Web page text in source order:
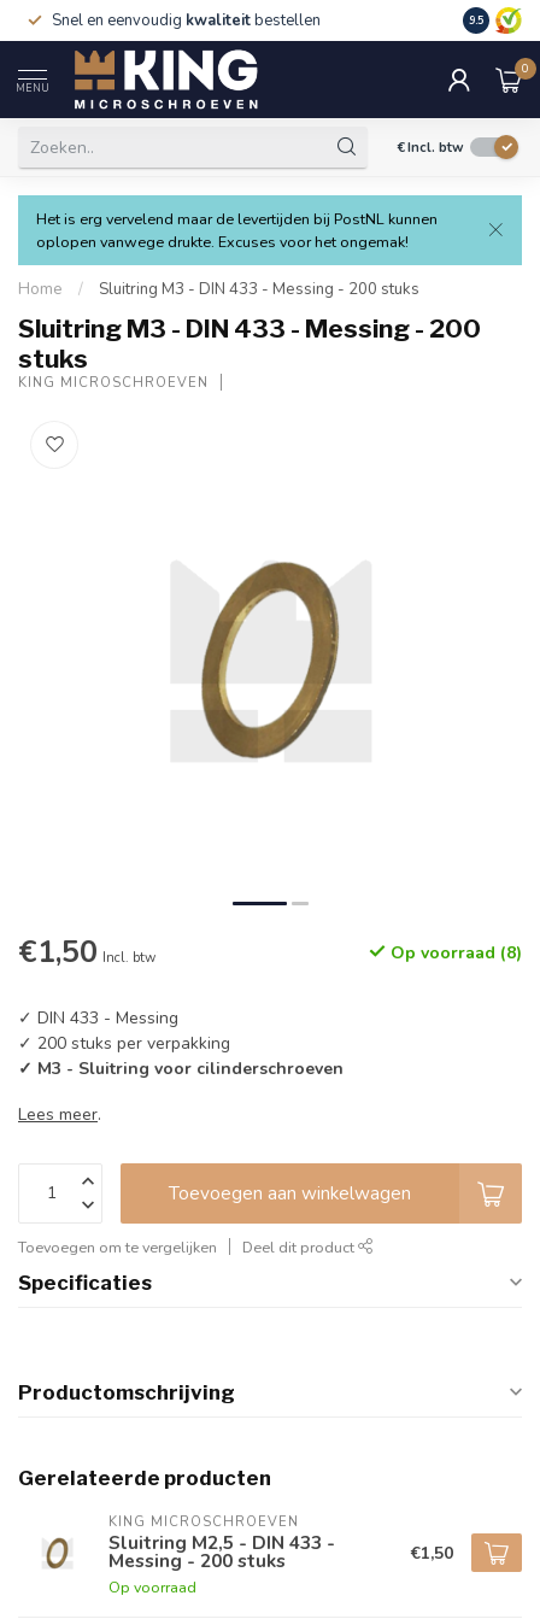
Snel en eenvoudig kwaliteitbestellen 9.5
MENU
0
€Incl. btw
Het is erg vervelend maar de levertijden bij PostNL kunnen
oplopen vanwege drukte. Excuses voor het ongemak!
Home / Sluitring M3 - DIN 433 - Messing - 200 stuks
Sluitring M3 - DIN 433 - Messing - 200
stuks
KING MICROSCHROEVEN
€1,50 Incl. btw Op voorraad (8)
✓ DIN 433 - Messing
✓ 200 stuks per verpakking
✓ M3 - Sluitring voor cilinderschroeven
Lees meer.
Toevoegen aan winkelwagen
Toevoegen om te vergelijken Deel dit product
Specificaties
Productomschrijving
Gerelateerde producten
KING MICROSCHROEVEN
Sluitring M2,5 - DIN 433 -
Messing - 200 stuks
Op voorraad
€1,50